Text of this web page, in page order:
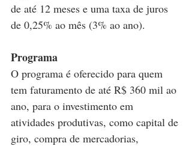
de até 12 meses e uma taxa de juros
de 0,25% ao mês (3% ao ano).
Programa
O programa é oferecido para quem
tem faturamento de até R$ 360 mil ao
ano, para o investimento em
atividades produtivas, como capital de
giro, compra de mercadorias,